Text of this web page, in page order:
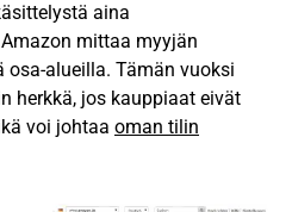
aina
mittaa myyjän
alueilla. Tämän vuoksi
herkkä, jos kauppiaat eivät
voi johtaa oman tilin